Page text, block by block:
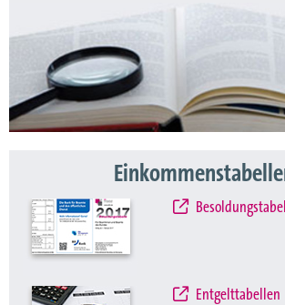
Entgelttabellen